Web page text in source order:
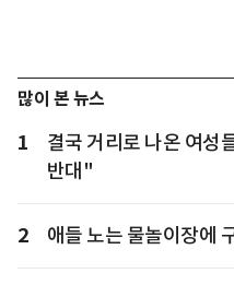
많이 본 뉴스
1
결국 거리로 나온 여성
반대"
2 애들 노는 물놀이장에